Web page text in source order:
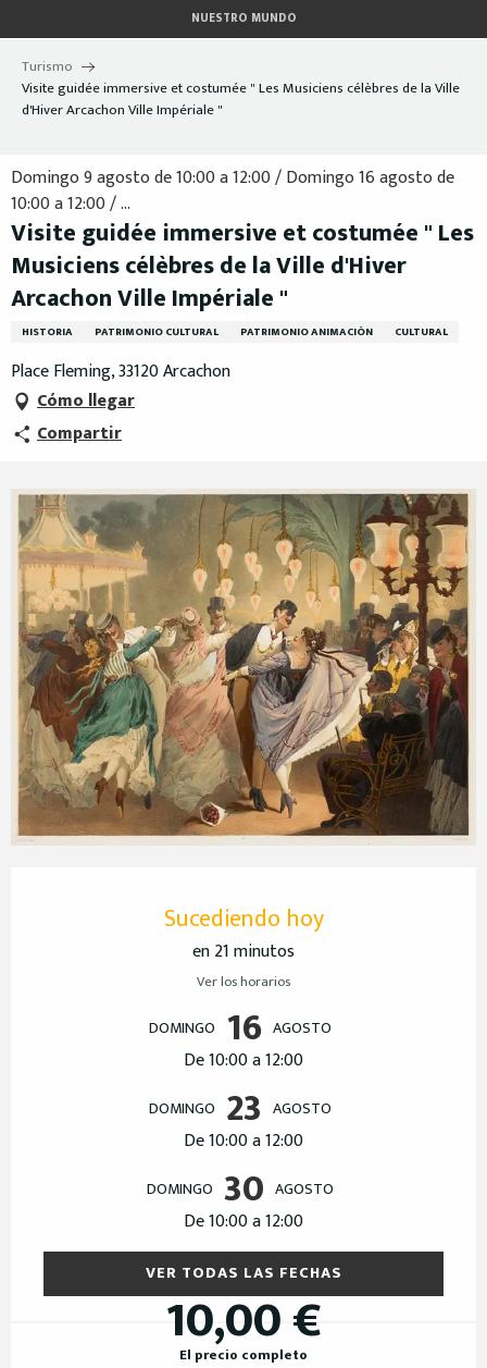
au
contenu
principal
NUESTRO MUNDO
Turismo
Visite guidée immersive et costumée " Les Musiciens célèbres de la Ville
d'Hiver Arcachon Ville Impériale "
Domingo 9 agosto de 10:00 a 12:00 / Domingo 16 agosto de
10:00 a 12:00 / ...
Visite guidée immersive et costumée " Les
Musiciens célèbres de la Ville d'Hiver
Arcachon Ville Impériale "
HISTORIA PATRIMONIO CULTURAL PATRIMONIO ANIMACIÓN CULTURAL
Place Fleming, 33120 Arcachon
Cómo llegar
Compartir
Sucediendo hoy
en 21 minutos
Ver los horarios
DOMINGO 16 AGOSTO
De 10:00 a 12:00
DOMINGO 23 AGOSTO
De 10:00 a 12:00
DOMINGO 30 AGOSTO
De 10:00 a 12:00
VER TODAS LAS FECHAS
10,00 €
El precio completo